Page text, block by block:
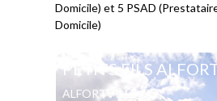
Domicile) et 5 PSAD
Domicile)
PETITS FILS
ALFORTVILLE